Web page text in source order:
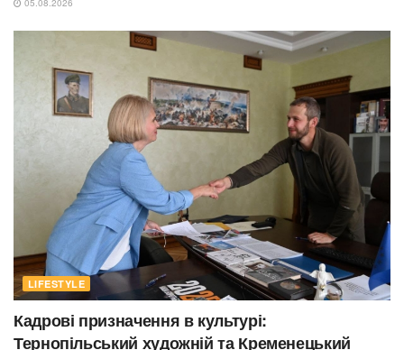
05.08.2026
LIFESTYLE
Кадрові призначення в культурі:
Тернопільський художній та Кременецький